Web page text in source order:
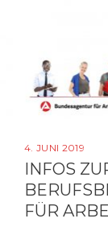
4. JUNI 2019
INFOS
FÜR